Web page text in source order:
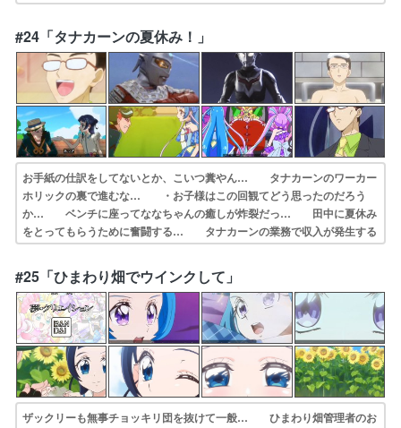
置がまだ… てかどっちも脚本ゆにこじゃねーか。」こう… 久々登
場カイトくん大活躍うたちゃんのカイ… サインはI(アイ)。久々に直球
でアイドル… ちょっと雰囲気似てたけど…あれは別人だね…
#24「タナカーンの夏休み！」
お手紙の仕訳をしてないとか、こいつ糞やん… タナカーンのワーカー
ホリックの裏で進むな… ・お子様はこの回観てどう思ったのだろう
か… ベンチに座ってななちゃんの癒しが炸裂だっ… 田中に夏休み
をとってもらうために奮闘する… タナカーンの業務で収入が発生する
のはグリ… タナカーンこと田中メーン回。申し訳程度に… ストロ
ーハットの夏休み。夏といえば白い服… 今回はマッサージチェア型ク
ラヤミンダーの… 蒼風ななちゃんに癒されたい。次回は神回の…
#25「ひまわり畑でウインクして」
ザックリーも無事チョッキリ団を抜けて一般… ひまわり畑管理者のお